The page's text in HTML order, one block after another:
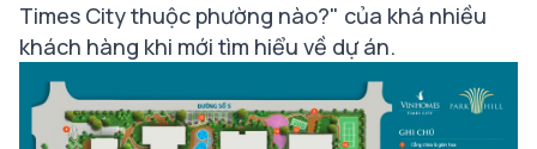
Times City thuộc phường nào?" của khá nhiều
khách hàng khi mới tìm hiểu về dự án.